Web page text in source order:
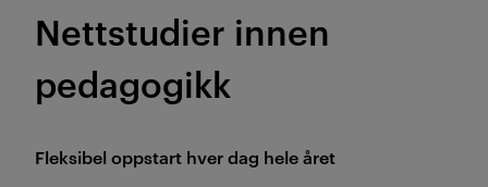
Nettstudier innen
pedagogikk
Fleksibel oppstart hver dag hele året